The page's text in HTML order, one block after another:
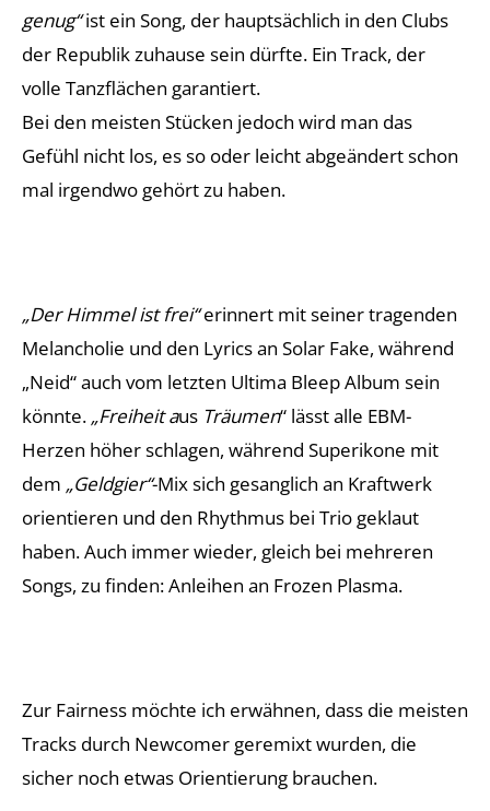
genug“ist ein Song, der hauptsächlich in den Clubs
der Republik zuhause sein dürfte. Ein Track, der
volle Tanzflächen garantiert.
Bei den meisten Stücken jedoch wird man das
Gefühl nicht los, es so oder leicht abgeändert schon
mal irgendwo gehört zu haben.
„Der Himmel ist frei“erinnert mit seiner tragenden
Melancholie und den Lyrics an Solar Fake, während
„Neid“ auch vom letzten Ultima Bleep Album sein
könnte. „Freiheit aus Träumen“ lässt alle EBM-
Herzen höher schlagen, während Superikone mit
dem „Geldgier“-Mix sich gesanglich an Kraftwerk
orientieren und den Rhythmus bei Trio geklaut
haben. Auch immer wieder, gleich bei mehreren
Songs, zu finden: Anleihen an Frozen Plasma.
Zur Fairness möchte ich erwähnen, dass die meisten
Tracks durch Newcomer geremixt wurden, die
sicher noch etwas Orientierung brauchen.